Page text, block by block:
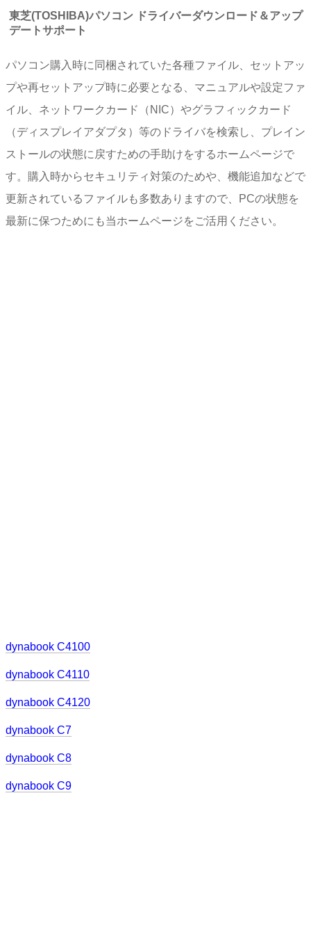
東芝(TOSHIBA)パソコン ドライバーダウンロード＆アップ
デートサポート
パソコン購入時に同梱されていた各種ファイル、セットアッ
プや再セットアップ時に必要となる、マニュアルや設定ファ
イル、ネットワークカード（NIC）やグラフィックカード
（ディスプレイアダプタ）等のドライバを検索し、プレイン
ストールの状態に戻すための手助けをするホームページで
す。購入時からセキュリティ対策のためや、機能追加などで
更新されているファイルも多数ありますので、PCの状態を
最新に保つためにも当ホームページをご活用ください。
dynabook C4100
dynabook C4110
dynabook C4120
dynabook C7
dynabook C8
dynabook C9